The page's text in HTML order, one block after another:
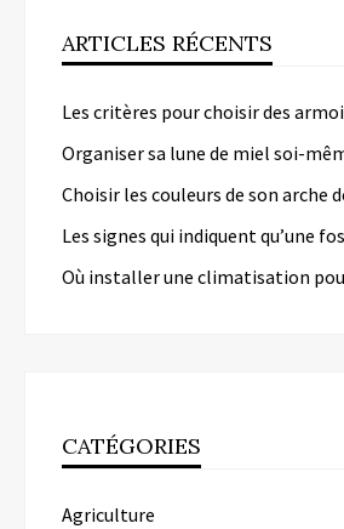
ARTICLES RÉCENTS
Les critères pour choisir des
Organiser sa lune de miel soi-
Choisir les couleurs de son arche
Les signes qui indiquent qu’une
Où installer une climatisation
CATÉGORIES
Agriculture